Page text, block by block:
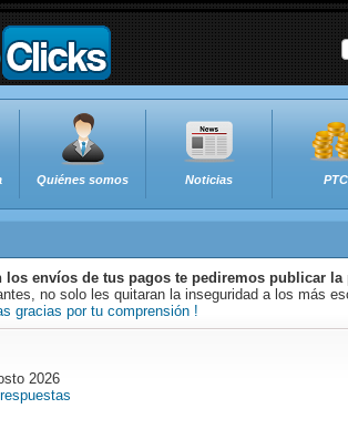
Quiénes somos Noticias PTC
los envíos de tus pagos te pediremos publicar la
no solo les quitaran la inseguridad a los más
gracias por tu comprensión !
2026